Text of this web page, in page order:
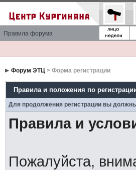
Правила форума
Форум ЭТЦ> Форма регистрации
Правила и положения по
Для продолжения регистрации вы
Правила и
Пожалуйста,